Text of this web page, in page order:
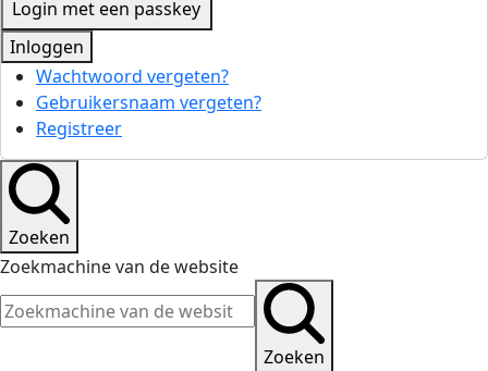
Login met een passkey
Inloggen
Wachtwoord vergeten?
Gebruikersnaam vergeten?
Registreer
Zoeken
Zoekmachine van de website
Zoeken